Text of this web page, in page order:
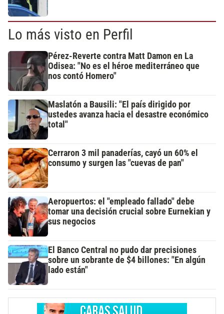
Lo más visto en Perfil
Pérez-Reverte contra Matt Damon en La
Odisea: "No es el héroe mediterráneo que
nos contó Homero"
Maslatón a Bausili: "El país dirigido por
ustedes avanza hacia el desastre económico
total"
Cerraron 3 mil panaderías, cayó un 60% el
consumo y surgen las "cuevas de pan"
Aeropuertos: el "empleado fallado" debe
tomar una decisión crucial sobre Eurnekian y
sus negocios
El Banco Central no pudo dar precisiones
sobre un sobrante de $4 billones: "En algún
lado están"